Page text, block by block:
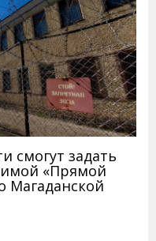
смогут задать
«Прямой
Магаданской